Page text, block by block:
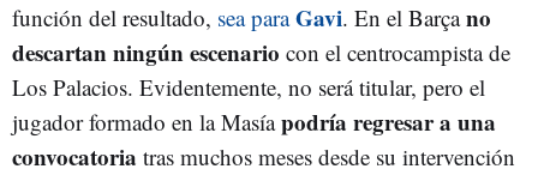
función del resultado, sea paraGavi. En el Barçano
descartan ningún escenario con el centrocampista de
Los Palacios. Evidentemente, no será titular, pero el
jugador formado en la Masíapodría regresar a una
convocatoria tras muchos meses desde su intervención